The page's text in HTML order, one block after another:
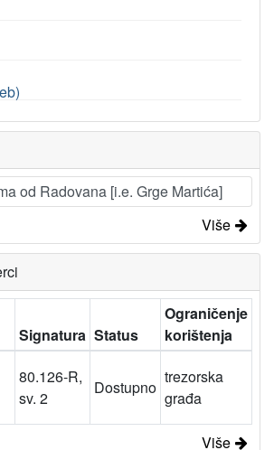
od Radovana [i.e. Grge Martića]
Više
Signatura Status
Ograničenje
korištenja
80.126-R,
sv. 2
Dostupno
trezorska
građa
Više